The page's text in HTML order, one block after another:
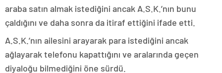
araba satın almak istediğini ancak A.S.K.’nın bunu
çaldığını ve daha sonra da itiraf ettiğini ifade etti.
A.S.K.’nın ailesini arayarak para istediğini ancak
ağlayarak telefonu kapattığını ve aralarında geçen
diyaloğu bilmediğini öne sürdü.